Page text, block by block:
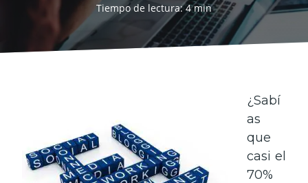
Tiempo de lectura: 4 min
¿Sabí
as
que
casi el
70%